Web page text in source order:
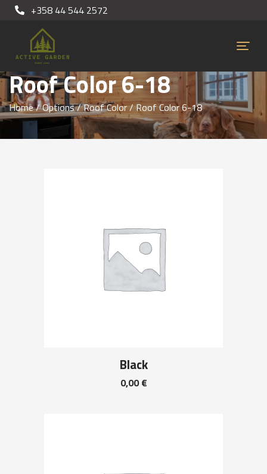
+358 44 544 2572
Roof Color 6-18
Home/Options/Roof Color/ Roof Color 6-18
Black
0,00€